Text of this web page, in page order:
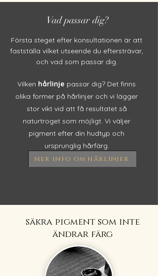
Vad passar dig?
Första steget efter konsultationen är att
fastställa vilket utseende du eftersträvar,
och vad som passar dig.
Vilken hårlinje passar dig? Det finns
olika former på hårlinjer och vi lägger
stor vikt vid att få resultatet så
naturtroget som möjligt. Vi väljer
pigment efter din hudtyp och
ursprunglig hårfärg.
Mer info om hårlinjer
säkra pigment som inte
ändrar färg